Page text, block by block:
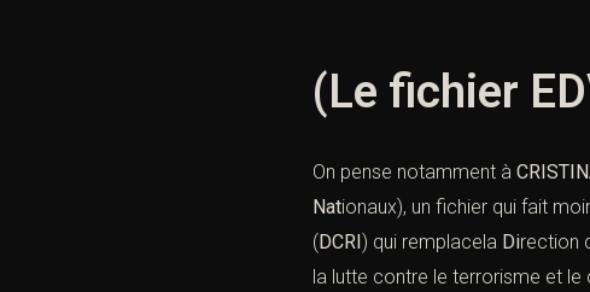
(Le fichier
On pense notamment à
Nationaux), un fichier qui fait
(DCRI) qui remplacela Direction
la lutte contre le terrorisme et le